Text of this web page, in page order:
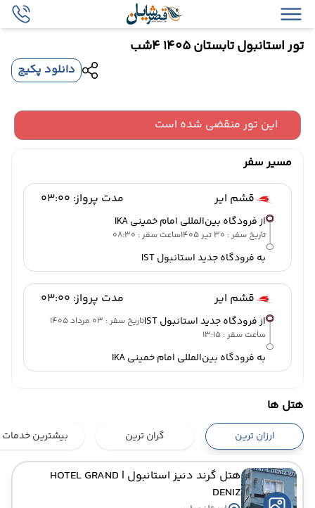
تور استانبول تابستان 1405 4شب
دانلود پکیج
این تور منقضی شده است
مسیر سفر
قشم ایر مدت پرواز: 03:00
از فرودگاه بین‌المللی امام خمینی IKA
تاریخ سفر : 30 تیر 1405 ساعت سفر : 08:30
به فرودگاه جدید استانبول IST
قشم ایر مدت پرواز: 03:00
از فرودگاه جدید استانبول IST
تاریخ سفر : 03 مرداد 1405
ساعت سفر : 13:15
به فرودگاه بین‌المللی امام خمینی IKA
هتل ها
ارزان ترین گران ترین بیشترین خدمات
هتل گرند دنیز استانبول | HOTEL GRAND
DENIZ